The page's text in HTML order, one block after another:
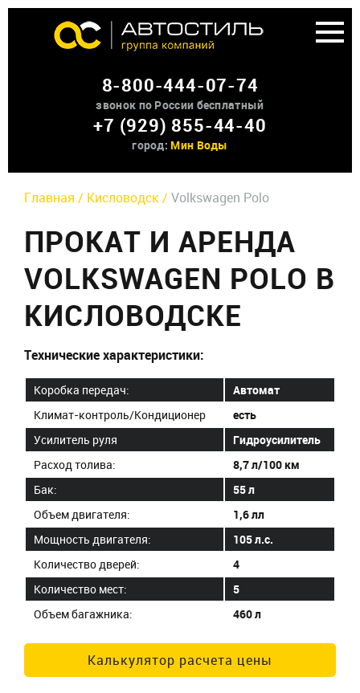
Аренда доп оборудования
О нас
Контакты
8-800-444-07-74
звонок по России бесплатный
+7 (929) 855-44-40
город: Мин Воды
Главная / Кисловодск / Volkswagen Polo
ПРОКАТ И АРЕНДА
VOLKSWAGEN POLO В
КИСЛОВОДСКЕ
Технические характеристики:
Коробка передач:
Автомат
Климат-контроль/Кондиционер
есть
Усилитель руля
Гидроусилитель
Расход толива:
8,7 л/100 км
Бак:
55 л
Объем двигателя:
1,6 лл
Мощность двигателя:
105 л.с.
Количество дверей:
4
Количество мест:
5
Объем багажника:
460 л
Калькулятор расчета цены